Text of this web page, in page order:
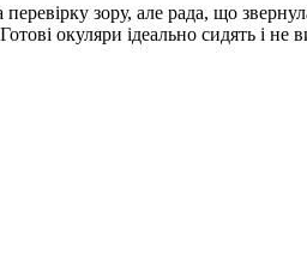
перевірку зору, але рада, що
окуляри ідеально сидять і